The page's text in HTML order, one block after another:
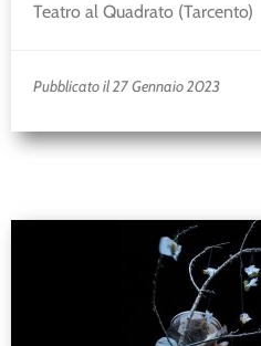
Teatro al Quadrato (Tarcento)
Pubblicato il 27 Gennaio 2023